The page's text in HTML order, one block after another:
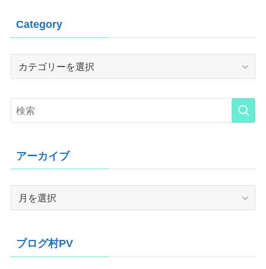
Category
Category
アーカイブ
ブ
ブログ村PV